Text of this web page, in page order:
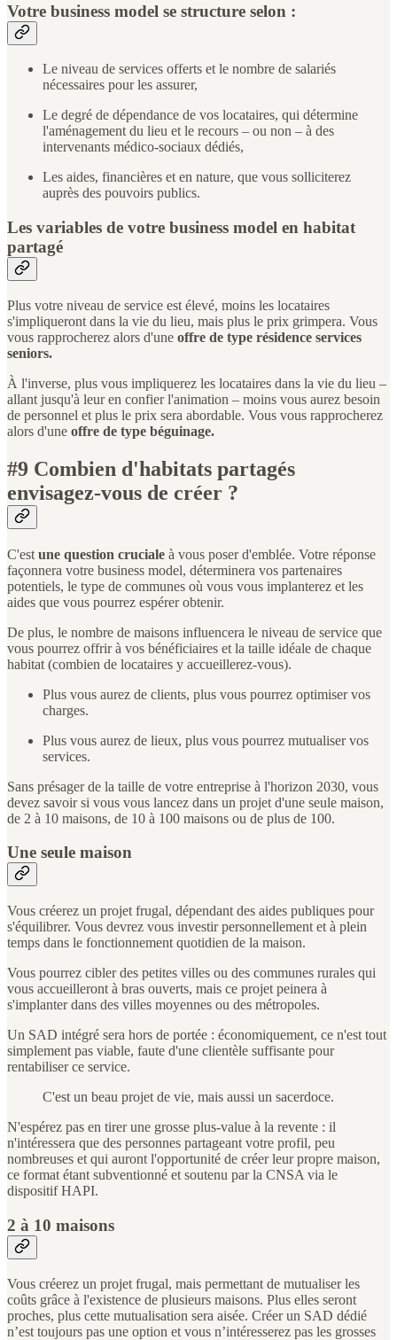
Votre business model se structure selon :
Le niveau de services offerts et le nombre de salariés
nécessaires pour les assurer,
Le degré de dépendance de vos locataires, qui détermine
l'aménagement du lieu et le recours – ou non – à des
intervenants médico-sociaux dédiés,
Les aides, financières et en nature, que vous solliciterez
auprès des pouvoirs publics.
Les variables de votre business model en habitat
partagé
Plus votre niveau de service est élevé, moins les locataires
s'impliqueront dans la vie du lieu, mais plus le prix grimpera. Vous
vous rapprocherez alors d'une offre de type résidence services
seniors.
À l'inverse, plus vous impliquerez les locataires dans la vie du lieu –
allant jusqu'à leur en confier l'animation – moins vous aurez besoin
de personnel et plus le prix sera abordable. Vous vous rapprocherez
alors d'une offre de type béguinage.
#9 Combien d'habitats partagés
envisagez-vous de créer ?
C'est une question cruciale à vous poser d'emblée. Votre réponse
façonnera votre business model, déterminera vos partenaires
potentiels, le type de communes où vous vous implanterez et les
aides que vous pourrez espérer obtenir.
De plus, le nombre de maisons influencera le niveau de service que
vous pourrez offrir à vos bénéficiaires et la taille idéale de chaque
habitat (combien de locataires y accueillerez-vous).
Plus vous aurez de clients, plus vous pourrez optimiser vos
charges.
Plus vous aurez de lieux, plus vous pourrez mutualiser vos
services.
Sans présager de la taille de votre entreprise à l'horizon 2030, vous
devez savoir si vous vous lancez dans un projet d'une seule maison,
de 2 à 10 maisons, de 10 à 100 maisons ou de plus de 100.
Une seule maison
Vous créerez un projet frugal, dépendant des aides publiques pour
s'équilibrer. Vous devrez vous investir personnellement et à plein
temps dans le fonctionnement quotidien de la maison.
Vous pourrez cibler des petites villes ou des communes rurales qui
vous accueilleront à bras ouverts, mais ce projet peinera à
s'implanter dans des villes moyennes ou des métropoles.
Un SAD intégré sera hors de portée : économiquement, ce n'est tout
simplement pas viable, faute d'une clientèle suffisante pour
rentabiliser ce service.
C'est un beau projet de vie, mais aussi un sacerdoce.
N'espérez pas en tirer une grosse plus-value à la revente : il
n'intéressera que des personnes partageant votre profil, peu
nombreuses et qui auront l'opportunité de créer leur propre maison,
ce format étant subventionné et soutenu par la CNSA via le
dispositif HAPI.
2 à 10 maisons
Vous créerez un projet frugal, mais permettant de mutualiser les
coûts grâce à l'existence de plusieurs maisons. Plus elles seront
proches, plus cette mutualisation sera aisée. Créer un SAD dédié
n’est toujours pas une option et vous n’intéresserez pas les grosses